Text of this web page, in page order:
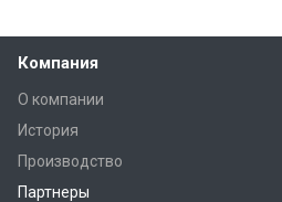
Компания
О компании
История
Производство
Партнеры